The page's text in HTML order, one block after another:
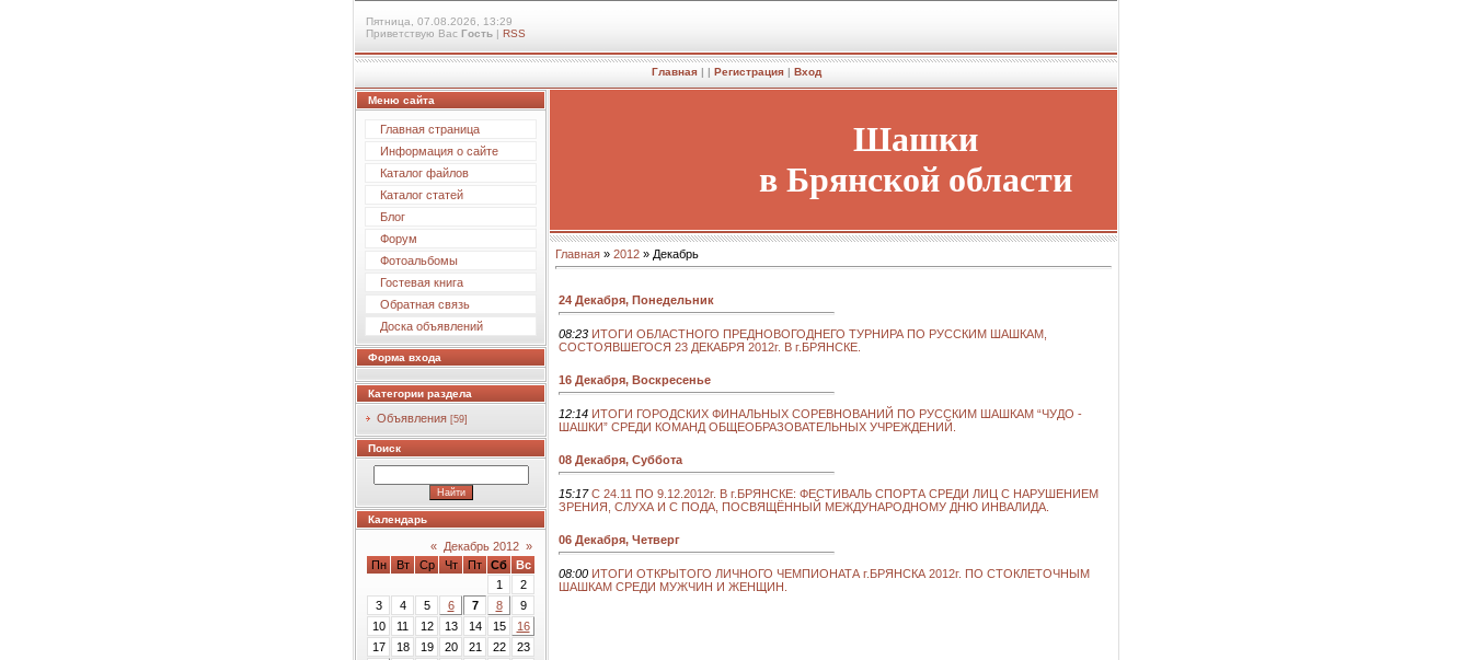
Пятница, 07.08.2026, 13:29
Приветствую Вас Гость | RSS
Главная| | Регистрация| Вход
Меню сайта
Главная страница
Информация о сайте
Каталог файлов
Каталог статей
Блог
Форум
Фотоальбомы
Гостевая книга
Обратная связь
Доска объявлений
Форма входа
Категории раздела
Объявления [59]
Поиск
Календарь
« Декабрь 2012 »
Пн
Вт Ср Чт Пт Сб
Вс
1
2
3
4 5 6 7 8
9
10
11 12 13 14 15
16
17
18 19 20 21 22
23
Шашки
в Брянской области
Главная » 2012 » Декабрь
24 Декабря, Понедельник
08:23 ИТОГИ ОБЛАСТНОГО ПРЕДНОВОГОДНЕГО ТУРНИРА ПО РУССКИМ ШАШКАМ,
СОСТОЯВШЕГОСЯ 23 ДЕКАБРЯ 2012г. В г.БРЯНСКЕ.
16 Декабря, Воскресенье
12:14 ИТОГИ ГОРОДСКИХ ФИНАЛЬНЫХ СОРЕВНОВАНИЙ ПО РУССКИМ ШАШКАМ “ЧУДО -
ШАШКИ” СРЕДИ КОМАНД ОБЩЕОБРАЗОВАТЕЛЬНЫХ УЧРЕЖДЕНИЙ.
08 Декабря, Суббота
15:17 С 24.11 ПО 9.12.2012г. В г.БРЯНСКЕ: ФЕСТИВАЛЬ СПОРТА СРЕДИ ЛИЦ С НАРУШЕНИЕМ
ЗРЕНИЯ, СЛУХА И С ПОДА, ПОСВЯЩЁННЫЙ МЕЖДУНАРОДНОМУ ДНЮ ИНВАЛИДА.
06 Декабря, Четверг
08:00 ИТОГИ ОТКРЫТОГО ЛИЧНОГО ЧЕМПИОНАТА г.БРЯНСКА 2012г. ПО СТОКЛЕТОЧНЫМ
ШАШКАМ СРЕДИ МУЖЧИН И ЖЕНЩИН.